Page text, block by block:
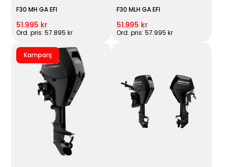
F30 MH GA EFI
51.995 kr
Ord. pris: 57.895 kr
F30 MLH GA EFI
51.995 kr
Ord. pris: 57.995 kr
Kampanj